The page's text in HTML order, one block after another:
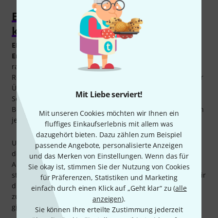
Mit Liebe serviert!
Mit unseren Cookies möchten wir Ihnen ein
fluffiges Einkaufserlebnis mit allem was
dazugehört bieten. Dazu zählen zum Beispiel
passende Angebote, personalisierte Anzeigen
und das Merken von Einstellungen. Wenn das für
Sie okay ist, stimmen Sie der Nutzung von Cookies
für Präferenzen, Statistiken und Marketing
einfach durch einen Klick auf „Geht klar“ zu (alle
anzeigen).
Sie können Ihre erteilte Zustimmung jederzeit
EL34 Röhren für Bassverstärker
kaufen
EL34 Röhren
kommen in einigen Bassverstärkern als
Endstufenröhren
zum Einsatz und sind bekannt für ihren
rauen und mittigen Klang. Im Vergleich zur
Röhre neigt die
schon bei niedrigeren Lautstärken zur
Übersteuerung und eignet sich damit gut für angezerrte
Sounds.
Bei Thomann gibt es eine große Auswahl an EL34 Röhren in
jeder Preislage und von verschiedenen Herstellern.
Unser Kaufberaterverrät, welche EL34 Röhren es gibt und
der Thomann Online-Ratgeber Bassverstärkerhat die
Antworten auf viele Fragen, die sich beim Kauf von Röhren
stellen. Falls du weitergehende Beratung brauchst, steht dir
die Thomann Gitarren- und Bass-Abteilung gerne hilfreich
zur Seite, per Telefon 09546-9223-20, im Chat oder unter
gitarre@thomann.de